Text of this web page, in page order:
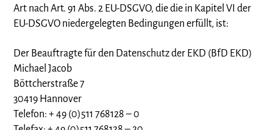
Art nach Art. 91 Abs. 2 EU-DSGVO, die die in Kapitel VI der
EU-DSGVO niedergelegten Bedingungen erfüllt, ist:
Der Beauftragte für den Datenschutz der EKD (BfD EKD)
Michael Jacob
Böttcherstraße 7
30419 Hannover
Telefon: + 49 (0)511 768128 – 0